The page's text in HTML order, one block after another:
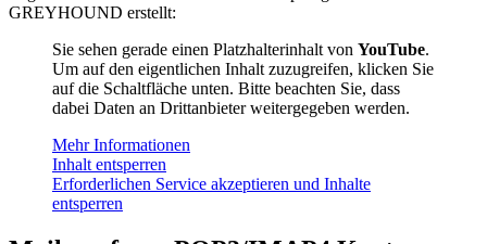
GREYHOUND erstellt:
Sie sehen gerade einen Platzhalterinhalt von YouTube.
Um auf den eigentlichen Inhalt zuzugreifen, klicken Sie
auf die Schaltfläche unten. Bitte beachten Sie, dass
dabei Daten an Drittanbieter weitergegeben werden.
Mehr Informationen
Inhalt entsperren
Erforderlichen Service akzeptieren und Inhalte
entsperren